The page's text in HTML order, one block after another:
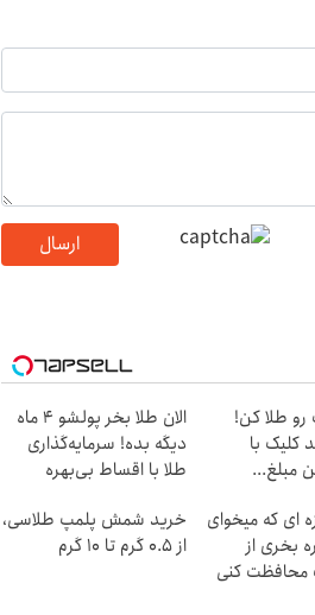
ارسال
طلا کن!
کلیک با
مبلغ...
الان طلا بخر پولشو 4 ماه
دیگه بده! سرمایه‌گذاری
طلا با اقساط بی‌بهره
ای که میخوای
بخری از
محافظت کنی
خرید شمش پلمپ طلاسی،
از ۰.۵ گرم تا ۱۰ گرم